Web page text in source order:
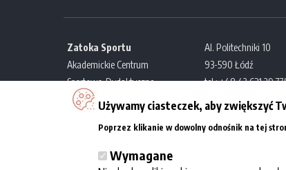
Zatoka Sportu
Akademickie Centrum
Sportowo-Dydaktyczne
Politechniki Łódzkiej
Al. Politechniki 10
93-590 Łódź
tel.: +48 42 631 29
e-mail:
Używamy ciasteczek, aby zwiększyć
Poprzez klikanie w dowolny odnośnik na tej
Wymagane